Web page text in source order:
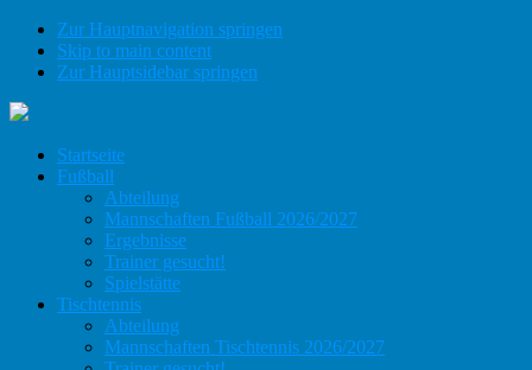
Zur Hauptnavigation springen
Skip to main content
Zur Hauptsidebar springen
Startseite
Fußball
Abteilung
Mannschaften Fußball 2026/2027
Ergebnisse
Trainer gesucht!
Spielstätte
Tischtennis
Abteilung
Mannschaften Tischtennis 2026/2027